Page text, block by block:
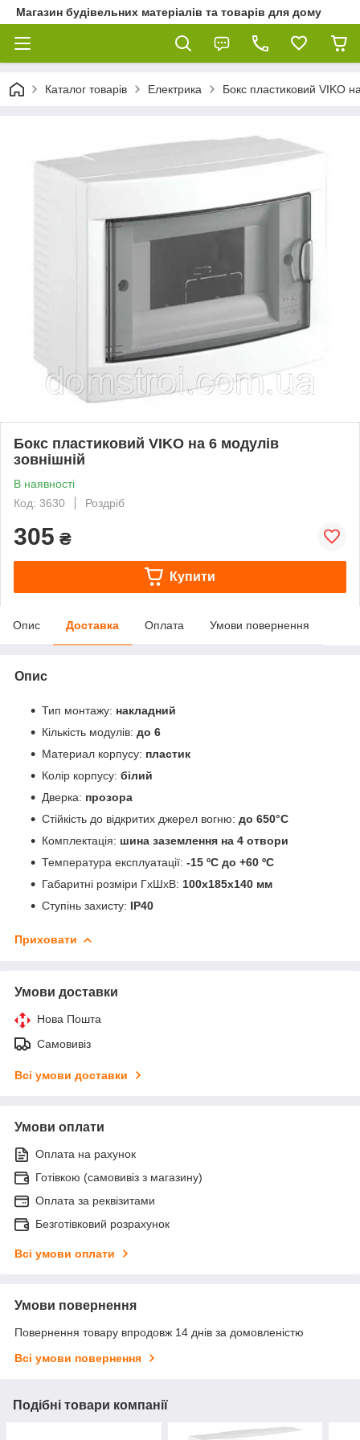
Магазин будівельних матеріалів та товарів для дому
Каталог товарів Електрика Бокс пластиковий VIKO
Бокс пластиковий VIKO на 6 модулів
зовнішній
В наявності
Код: 3630
Роздріб
305 ₴
Купити
Опис Доставка Оплата Умови повернення
Опис
Тип монтажу: накладний
Кількість модулів: до 6
Материал корпусу: пластик
Колір корпусу: білий
Дверка: прозора
Стійкість до відкритих джерел вогню: до 650°C
Комплектація: шина заземлення на 4 отвори
Температура експлуатації: -15 ºС до +60 ºС
Габаритні розміри ГхШхВ: 100х185х140 мм
Ступінь захисту: IP40
Приховати
Умови доставки
Нова Пошта
Самовивіз
Всі умови доставки
Умови оплати
Оплата на рахунок
Готівкою (самовивіз з магазину)
Оплата за реквізитами
Безготівковий розрахунок
Всі умови оплати
Умови повернення
Повернення товару впродовж 14 днів за домовленістю
Всі умови повернення
Подібні товари компанії